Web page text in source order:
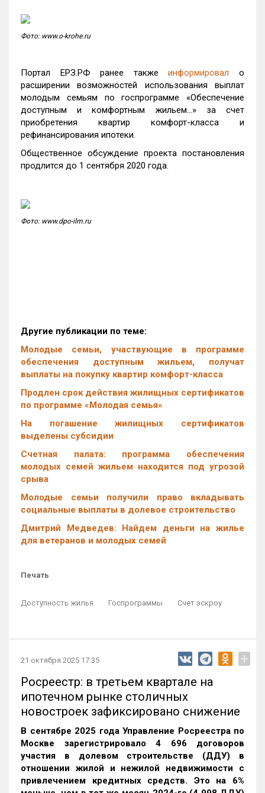
Фото: www.o-krohe.ru
Портал ЕРЗ.РФ ранее такжеинформировал о
расширении возможностей использования выплат
молодым семьям по госпрограмме «Обеспечение
доступным и комфортным жильем…» за счет
приобретения квартир комфорт-класса и
рефинансирования ипотеки.
Общественное обсуждение проекта постановления
продлится до 1 сентября 2020 года.
Фото: www.dpo-ilm.ru
Другие публикации по теме:
Молодые семьи, участвующие в программе
обеспечения доступным жильем, получат
выплаты на покупку квартир комфорт-класса
Продлен срок действия жилищных сертификатов
по программе «Молодая семья»
На погашение жилищных сертификатов
выделены субсидии
Счетная палата: программа обеспечения
молодых семей жильем находится под угрозой
срыва
Молодые семьи получили право вкладывать
социальные выплаты в долевое строительство
Дмитрий Медведев: Найдем деньги на жилье
для ветеранов и молодых семей
Печать
Доступность жилья Госпрограммы Счет эскроу
21 октября 2025 17:35 +
Росреестр: в третьем квартале на
ипотечном рынке столичных
новостроек зафиксировано снижение
В сентябре 2025 года Управление Росреестра по
Москве зарегистрировало 4 696 договоров
участия в долевом строительстве (ДДУ) в
отношении жилой и нежилой недвижимости с
привлечением кредитных средств. Это на 6%